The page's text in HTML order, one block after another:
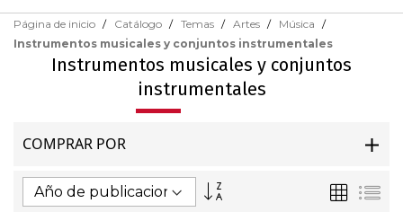
Antropología
Arqueología
Arte
Artes escénicas
Skip
Content
Página de inicio Catálogo Temas Artes
Música
Instrumentos musicales y conjuntos instrumentales
Instrumentos musicales y conjuntos
instrumentales
COMPRAR POR
Dirección
Parrilla